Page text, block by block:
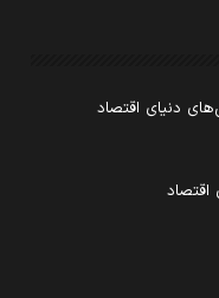
دنیای اقتصاد